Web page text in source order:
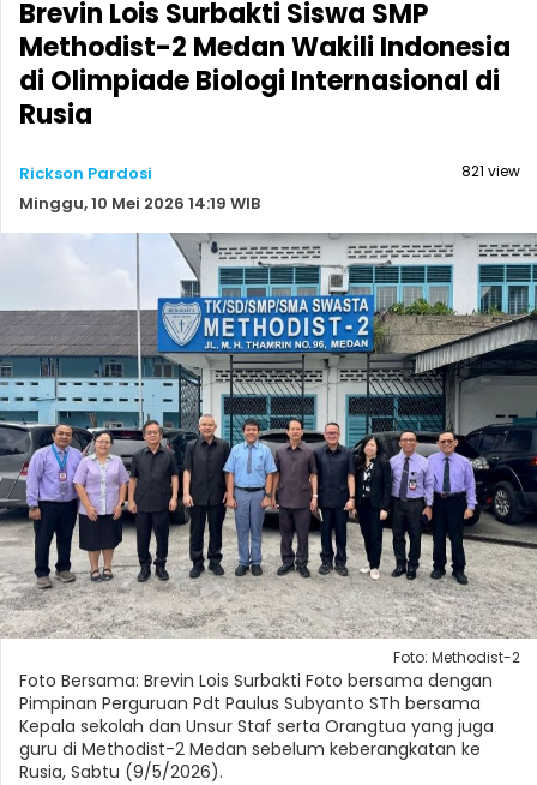
Brevin Lois Surbakti Siswa SMP
Methodist-2 Medan Wakili Indonesia
di Olimpiade Biologi Internasional di
Rusia
Rickson Pardosi
Minggu, 10 Mei 2026 14:19 WIB
821 view
Foto: Methodist-2
Foto Bersama: Brevin Lois Surbakti Foto bersama dengan
Pimpinan Perguruan Pdt Paulus Subyanto STh bersama
Kepala sekolah dan Unsur Staf serta Orangtua yang juga
guru di Methodist-2 Medan sebelum keberangkatan ke
Rusia, Sabtu (9/5/2026).